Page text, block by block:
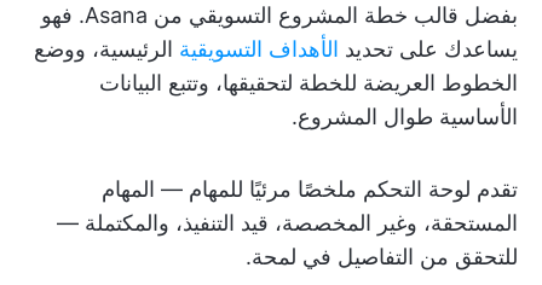
بفضل قالب خطة المشروع التسويقي من Asana. فهو
يساعدك على تحديد الأهداف التسويقية الرئيسية، ووضع
الخطوط العريضة للخطة لتحقيقها، وتتبع البيانات
الأساسية طوال المشروع.
تقدم لوحة التحكم ملخصًا مرئيًا للمهام — المهام
المستحقة، وغير المخصصة، قيد التنفيذ، والمكتملة —
للتحقق من التفاصيل في لمحة.